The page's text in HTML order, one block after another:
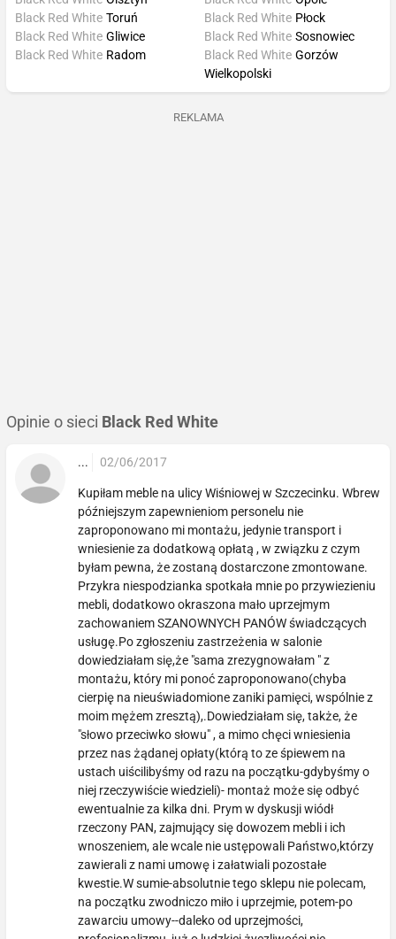
Black Red White Toruń
Black Red White Gliwice
Black Red White Radom
Black Red White Płock
Black Red White Sosnowiec
Black Red White Gorzów
Wielkopolski
REKLAMA
Opinie o sieci Black Red White
... 02/06/2017
Kupiłam meble na ulicy Wiśniowej w Szczecinku. Wbrew
późniejszym zapewnieniom personelu nie
zaproponowano mi montażu, jedynie transport i
wniesienie za dodatkową opłatą , w związku z czym
byłam pewna, że zostaną dostarczone zmontowane.
Przykra niespodzianka spotkała mnie po przywiezieniu
mebli, dodatkowo okraszona mało uprzejmym
zachowaniem SZANOWNYCH PANÓW świadczących
usługę.Po zgłoszeniu zastrzeżenia w salonie
dowiedziałam się,że "sama zrezygnowałam " z
montażu, który mi ponoć zaproponowano(chyba
cierpię na nieuświadomione zaniki pamięci, wspólnie z
moim mężem zresztą),.Dowiedziałam się, także, że
"słowo przeciwko słowu" , a mimo chęci wniesienia
przez nas żądanej opłaty(którą to ze śpiewem na
ustach uiścilibyśmy od razu na początku-gdybyśmy o
niej rzeczywiście wiedzieli)- montaż może się odbyć
ewentualnie za kilka dni. Prym w dyskusji wiódł
rzeczony PAN, zajmujący się dowozem mebli i ich
wnoszeniem, ale wcale nie ustępowali Państwo,którzy
zawierali z nami umowę i załatwiali pozostałe
kwestie.W sumie-absolutnie tego sklepu nie polecam,
na początku zwodniczo miło i uprzejmie, potem-po
zawarciu umowy--daleko od uprzejmości,